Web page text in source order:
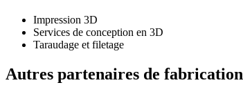
Impression 3D
Services de conception en 3D
Taraudage et filetage
Autres partenaires de fabrication